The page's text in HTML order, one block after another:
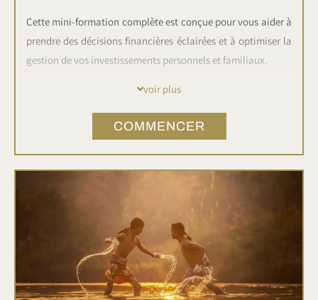
Cette mini-formation complète est conçue pour vous aider à
prendre des décisions financières éclairées et à optimiser la
gestion de vos investissements personnels et familiaux.
Ne manquez pas cette occasion de développer vos
compétences en gestion de portefeuille familial et
d'améliorer vos décisions financières. Prenez le contrôle de
votre avenir financier !
voir plus
COMMENCER